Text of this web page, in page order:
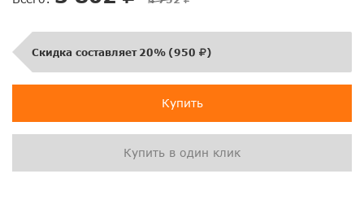
Скидка составляет 20% (950 )
Купить
Купить в один клик